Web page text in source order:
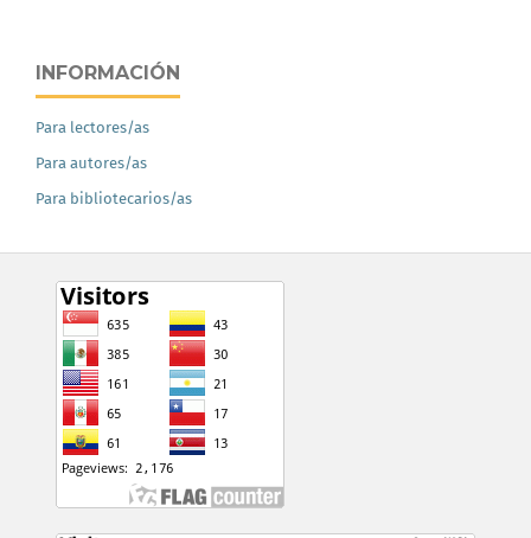
INFORMACIÓN
Para lectores/as
Para autores/as
Para bibliotecarios/as